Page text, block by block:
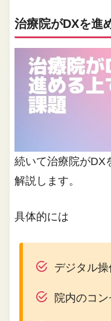
治療院がDXを進
続いて治療院がDX
解説します。
具体的には
デジタル
院内のコ